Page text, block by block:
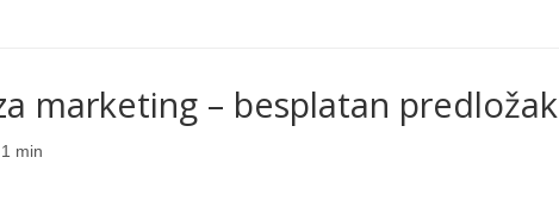
marketing – besplatan predložak
min